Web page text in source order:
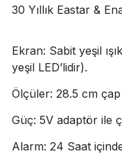
30 Yıllık Eastar &
Ekran: Sabit yeşil
yeşil LED’lidir).
Ölçüler: 28.5 cm
Güç: 5V adaptör ile
Alarm: 24 Saat